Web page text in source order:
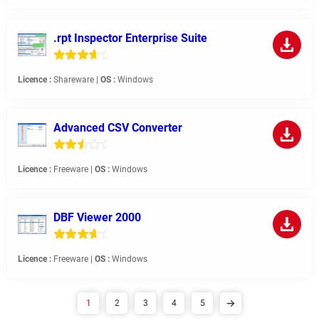
.rpt Inspector Enterprise Suite
Licence : Shareware | OS : Windows
Advanced CSV Converter
Licence : Freeware | OS : Windows
DBF Viewer 2000
Licence : Freeware | OS : Windows
1 2 3 4 5